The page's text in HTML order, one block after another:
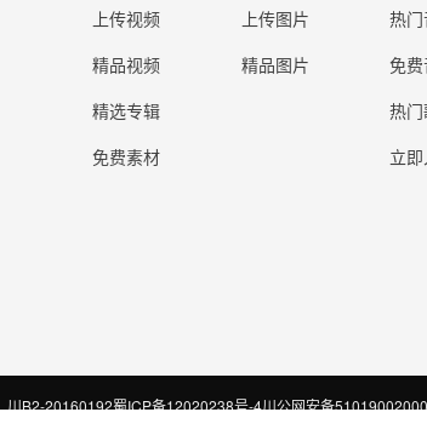
上传视频
精品视频
精选专辑
免费素材
上传图片
精品图片
热
免
热
立
川B2-20160192蜀ICP备12020238号-4川公网安备